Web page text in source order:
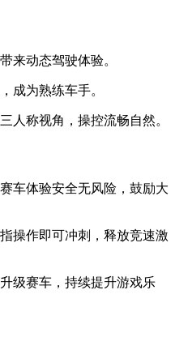
来动态驾驶体验。
成为熟练车手。
人称视角，操控流畅自然。
车体验安全无风险，鼓励大
操作即可冲刺，释放竞速激
级赛车，持续提升游戏乐